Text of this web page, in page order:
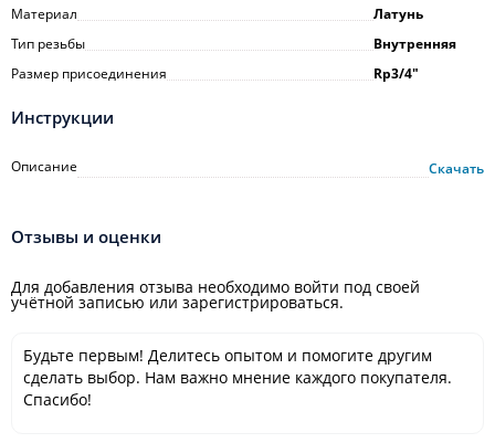
Материал
Латунь
Тип резьбы
Внутренняя
Размер присоединения
Rp3/4"
Инструкции
Описание Скачать
Отзывы и оценки
Для добавления отзыва необходимо войти под своей
учётной записью или зарегистрироваться.
Будьте первым! Делитесь опытом и помогите другим
сделать выбор. Нам важно мнение каждого покупателя.
Спасибо!